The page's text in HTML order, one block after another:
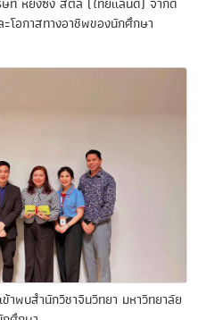
ะโอกาสทางอาชีพของนักศึกษา
าพบสำนักวิชาจีนวิทยา มหาวิทยาลัย